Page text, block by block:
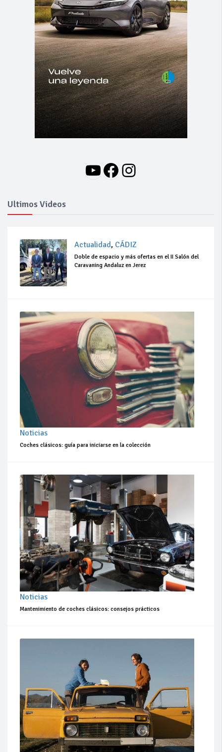
YouTube
Facebook
Instagram
Ultimos Videos
Actualidad, CÁDIZ
Doble de espacio y más ofertas en el II Salón del
Caravaning Andaluz en Jerez
Noticias
Coches clásicos: guía para iniciarse en la colección
Noticias
Mantenimiento de coches clásicos: consejos prácticos